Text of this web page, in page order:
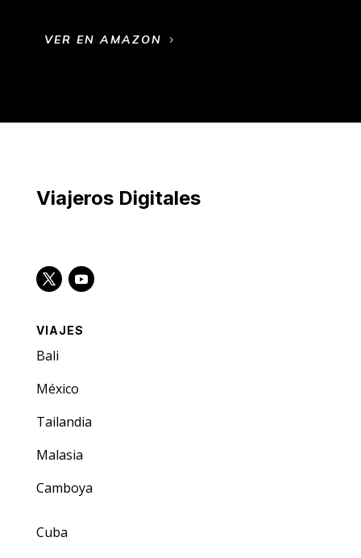
VER EN AMAZON
Viajeros Digitales
VIAJES
Bali
México
Tailandia
Malasia
Camboya
Cuba